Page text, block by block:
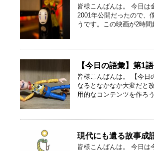
皆様こんばんは。 今日は
2001年公開だったので、
うです。この映画が2時
【今日の語彙】第1
皆様こんばんは。 【今日
なるとなかなか大変だと
用的なコンテンツを作ろ
現代にも遺る故事成
皆様こんばんは。 今日は